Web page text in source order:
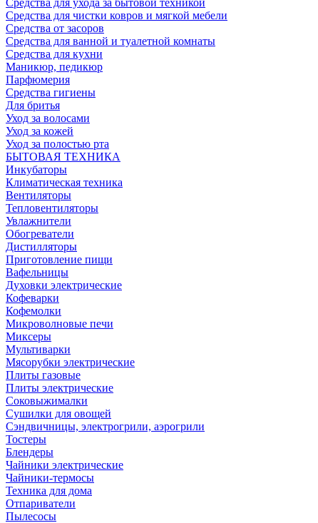
Средства для ухода за бытовой техникой
Средства для чистки ковров и мягкой мебели
Средства от засоров
Средства для ванной и туалетной комнаты
Средства для кухни
Маникюр, педикюр
Парфюмерия
Средства гигиены
Для бритья
Уход за волосами
Уход за кожей
Уход за полостью рта
БЫТОВАЯ ТЕХНИКА
Инкубаторы
Климатическая техника
Вентиляторы
Тепловентиляторы
Увлажнители
Обогреватели
Дистилляторы
Приготовление пищи
Вафельницы
Духовки электрические
Кофеварки
Кофемолки
Микроволновые печи
Миксеры
Мультиварки
Мясорубки электрические
Плиты газовые
Плиты электрические
Соковыжималки
Сушилки для овощей
Сэндвичницы, электрогрили, аэрогрили
Тостеры
Блендеры
Чайники электрические
Чайники-термосы
Техника для дома
Отпариватели
Пылесосы